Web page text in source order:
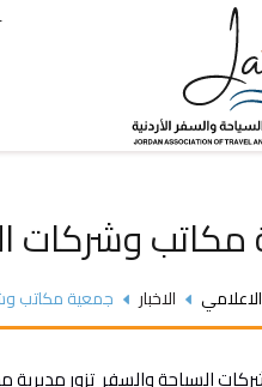
وشركات
الاخبار جمعية مكاتب
السياحة والسفر تزور مديرية